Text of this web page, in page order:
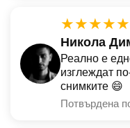
★★★★★
Никола
Реално е
изглеждат
снимките 😄
Потвърдена